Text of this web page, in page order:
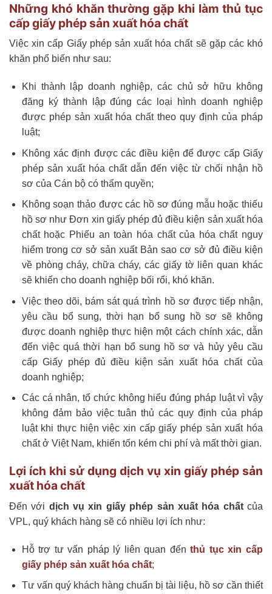
Những khó khăn thường gặp khi làm thủ tục
cấp giấy phép sản xuất hóa chất
Việc xin cấp Giấy phép sản xuất hóa chất sẽ gặp các khó
khăn phổ biến như sau:
Khi thành lập doanh nghiệp, các chủ sở hữu không
đăng ký thành lập đúng các loại hình doanh nghiệp
được phép sản xuất hóa chất theo quy định của pháp
luật;
Không xác định được các điều kiện để được cấp Giấy
phép sản xuất hóa chất dẫn đến việc từ chối nhận hồ
sơ của Cán bộ có thẩm quyền;
Không soạn thảo được các hồ sơ đúng mẫu hoặc thiếu
hồ sơ như Đơn xin giấy phép đủ điều kiện sản xuất hóa
chất hoặc Phiếu an toàn hóa chất của hóa chất nguy
hiểm trong cơ sở sản xuất Bản sao cơ sở đủ điều kiện
về phòng cháy, chữa cháy, các giấy tờ liên quan khác
sẽ khiến cho doanh nghiệp bối rối, khó khăn.
Việc theo dõi, bám sát quá trình hồ sơ được tiếp nhận,
yêu cầu bổ sung, thời hạn bổ sung hồ sơ sẽ không
được doanh nghiệp thực hiện một cách chính xác, dẫn
đến việc quá thời hạn bổ sung hồ sơ và hủy yêu cầu
cấp Giấy phép đủ điều kiện sản xuất hóa chất của
doanh nghiệp;
Các cá nhân, tổ chức không hiểu đúng pháp luật vì vậy
không đảm bảo việc tuân thủ các quy định của pháp
luật khi thực hiện việc xin cấp giấy phép sản xuất hóa
chất ở Việt Nam, khiến tốn kém chi phí và mất thời gian.
Lợi ích khi sử dụng dịch vụ xin giấy phép sản
xuất hóa chất
Đến với dịch vụ xin giấy phép sản xuất hóa chấtcủa
VPL, quý khách hàng sẽ có nhiều lợi ích như:
Hỗ trợ tư vấn pháp lý liên quan đếnthủ tục xin cấp
giấy phép sản xuất hóa chất;
Tư vấn quý khách hàng chuẩn bị tài liệu, hồ sơ cần thiết